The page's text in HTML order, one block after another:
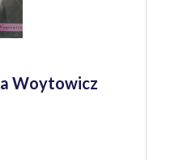
Woytowicz